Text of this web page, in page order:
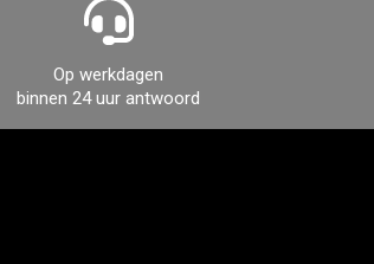
Op werkdagen
binnen 24 uur antwoord